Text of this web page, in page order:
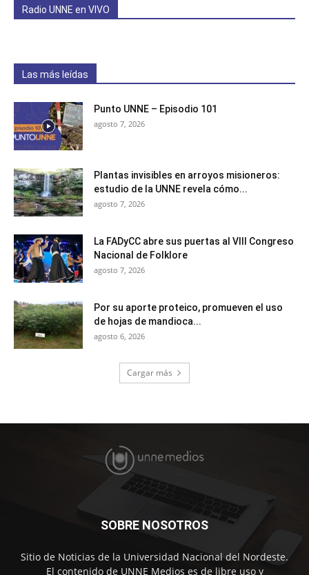
Radio UNNE en VIVO
Las más leídas
Punto UNNE – Episodio 101
agosto 7, 2026
Plantas invisibles en arroyos misioneros:
estudio de la UNNE revela cómo...
agosto 7, 2026
La FADyCC abre sus puertas al VIII Congreso
Nacional de Folklore
agosto 7, 2026
Por su aporte proteico, promueven el uso
de hojas de mandioca...
agosto 6, 2026
Cargar más
SOBRE NOSOTROS
Sitio de Noticias de la Universidad Nacional del Nordeste.
El contenido de UNNE Medios es de libre uso y